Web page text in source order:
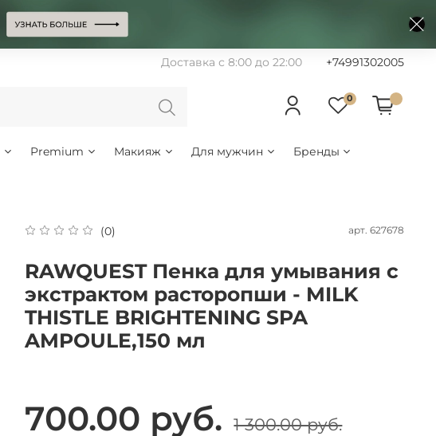
Доставка с 8:00 до 22:00 +74991302005
0
Premium Макияж Для мужчин Бренды
(0) арт. 627678
RAWQUEST Пенка для умывания с
экстрактом расторопши - MILK
THISTLE BRIGHTENING SPA
AMPOULE,150 мл
700.00 руб. 1 300.00 руб.